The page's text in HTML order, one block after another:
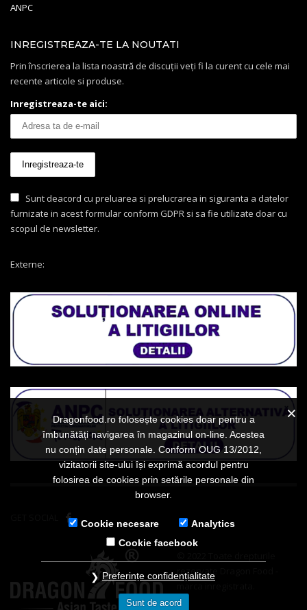
ANPC
INREGISTREAZA-TE LA NOUTATI
Prin înscrierea la lista noastră de discuții veți fi la curent cu cele mai
recente articole si produse.
Inregistreaza-te aici:
Sunt deacord cu preluarea si prelucrarea in siguranta a datelor
furnizate in acest formular conform GDPR si sa fie utilizate doar cu
scopul de newsletter.
Externe:
rezervate Dragon Food -
Dragonfood.ro folosește cookies doar pentru a
îmbunătăți navigarea în magazinul on-line. Acestea
nu conțin date personale. Conform OUG 13/2012,
vizitatorii site-ului își exprimă acordul pentru
folosirea de cookies prin setările personale din
browser.
Cookie necesare
Analytics
Cookie facebook
Preferințe confidențialitate
Sunt de acord